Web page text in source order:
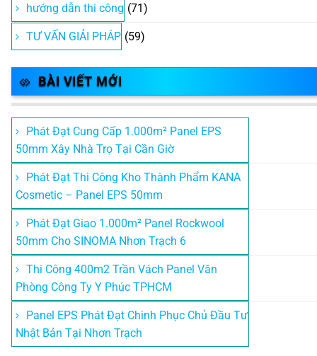
hướng dẫn thi công (71)
TƯ VẤN GIẢI PHÁP (59)
BÀI VIẾT MỚI
Phát Đạt Cung Cấp 1.000m² Panel EPS
50mm Xây Nhà Trọ Tại Cần Giờ
Phát Đạt Thi Công Kho Thành Phẩm KANA
Cosmetic – Panel EPS 50mm
Phát Đạt Giao 1.000m² Panel Rockwool
50mm Cho SINOMA Nhơn Trạch 6
Thi Công 400m2 Trần Vách Panel Văn
Phòng Công Ty Y Phúc TPHCM
Panel EPS Phát Đạt Chinh Phục Chủ Đầu Tư
Nhật Bản Tại Nhơn Trạch